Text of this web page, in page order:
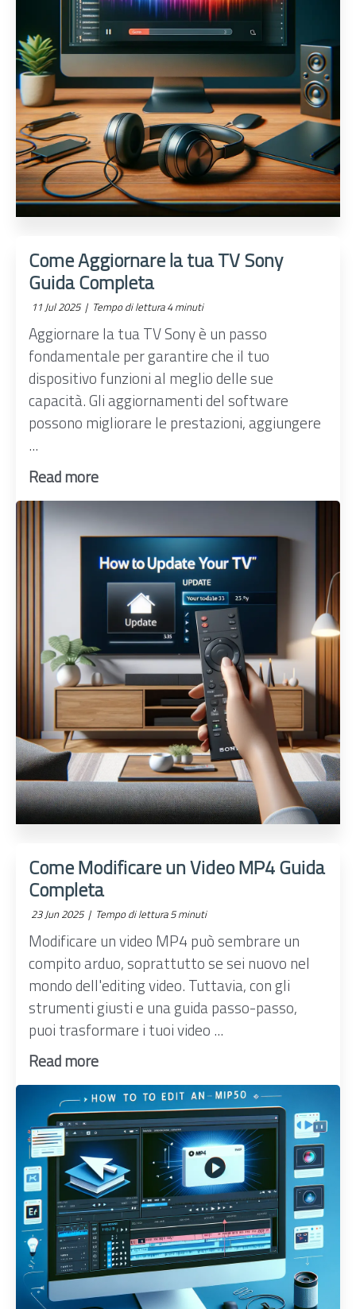
Come Aggiornare la tua TV Sony
Guida Completa
11 Jul 2025 | Tempo di lettura 4 minuti
Aggiornare la tua TV Sony è un passo
fondamentale per garantire che il tuo
dispositivo funzioni al meglio delle sue
capacità. Gli aggiornamenti del software
possono migliorare le prestazioni, aggiungere
...
Read more
Come Modificare un Video MP4 Guida
Completa
23 Jun 2025 | Tempo di lettura 5 minuti
Modificare un video MP4 può sembrare un
compito arduo, soprattutto se sei nuovo nel
mondo dell'editing video. Tuttavia, con gli
strumenti giusti e una guida passo-passo,
puoi trasformare i tuoi video ...
Read more